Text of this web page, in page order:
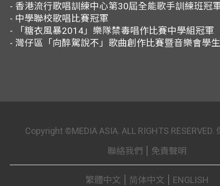
- 香港流行歌唱訓練中心第30屆全能歌手訓練班冠
- 中學聯校歌唱比賽冠軍
- 「糖衣風暴2014」樂隊禁毒唱作比賽中學組冠軍
- 灣仔區「向醉駕說不」歌曲創作比賽暨音樂會學
Copyright ©MEDIA ASIA. ALL RIGHTS
聯絡我們
免責聲明
繁體中文 简体中文 ENGLISH